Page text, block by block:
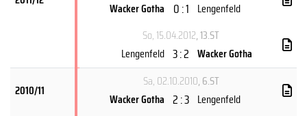
Wacker Gotha 0 : 1 Lengenfeld
So, 15.04.2012, 13.ST
Lengenfeld 3 : 2 Wacker Gotha
2010/11
Sa, 02.10.2010, 6.ST
Wacker Gotha 2 : 3 Lengenfeld